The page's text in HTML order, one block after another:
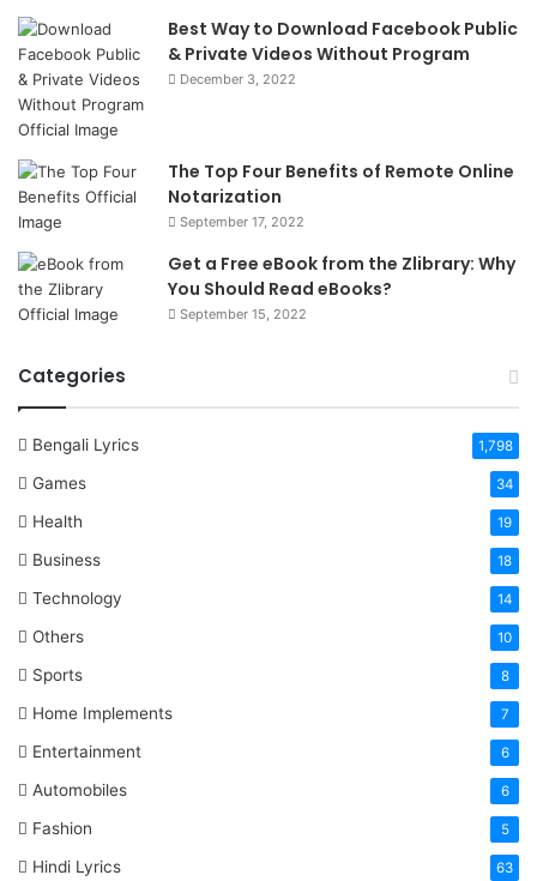
Best Way to Download Facebook Public
& Private Videos Without Program
December 3, 2022
The Top Four Benefits of Remote Online
Notarization
September 17, 2022
Get a Free eBook from the Zlibrary: Why
You Should Read eBooks?
September 15, 2022
Categories
Bengali Lyrics 1,798
Games 34
Health 19
Business 18
Technology 14
Others 10
Sports 8
Home Implements 7
Entertainment 6
Automobiles 6
Fashion 5
Hindi Lyrics 63